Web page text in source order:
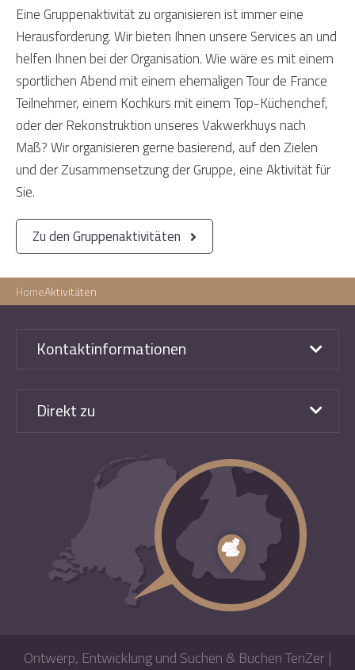
Eine Gruppenaktivität zu organisieren ist immer eine
Herausforderung. Wir bieten Ihnen unsere Services an und
helfen Ihnen bei der Organisation. Wie wäre es mit einem
sportlichen Abend mit einem ehemaligen Tour de France
Teilnehmer, einem Kochkurs mit einem Top-Küchenchef,
oder der Rekonstruktion unseres Vakwerkhuys nach
Maß? Wir organisieren gerne basierend, auf den Zielen
und der Zusammensetzung der Gruppe, eine Aktivität für
Sie.
Zu den Gruppenaktivitäten
HomeAktivitäten
Kontaktinformationen
Direkt zu
Ontwerp, Entwicklung und Suchen & Buchen TenZer |